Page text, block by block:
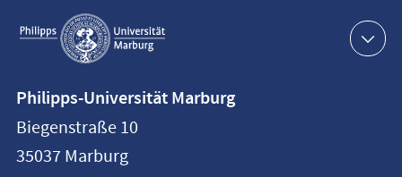
Service-
Navigation
Philipps-
Universität
Marburg
Philipps-Universität Marburg
Biegenstraße 10
35037 Marburg